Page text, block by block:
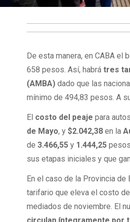
De esta manera, en CABA
658 pesos. Así, habrá tres
(AMBA)dado que las
mínimo de 494,83 pesos. A
El costo del peaje para
de Mayo, y$2.042,38 en la
de3.466,55y 1.444,25
sus etapas iniciales y que
En el caso de la Provincia
tarifario que eleva el costo
mediados de noviembre. El